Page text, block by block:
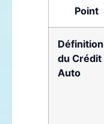
Point
Définition
du Crédit
Auto